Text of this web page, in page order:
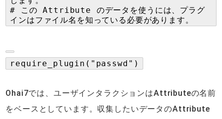
# この Attribute のデータを使うには、プラグ
インはファイル名を知っている必要があります。
require_plugin("passwd")
Ohai7では、ユーザインタラクションはAttributeの名前
をベースとしています。収集したいデータのAttribute